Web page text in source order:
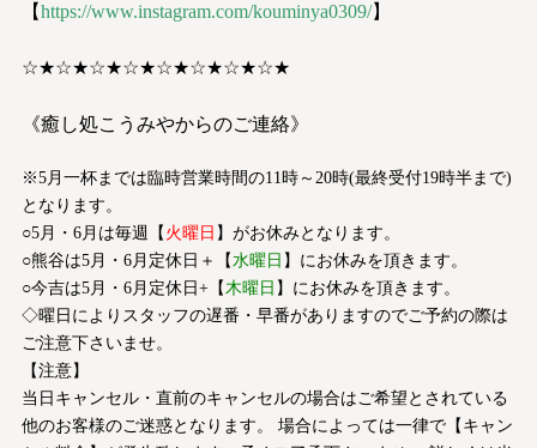
【https://www.instagram.com/kouminya0309/】
☆★☆★☆★☆★☆★☆★☆★☆★
《癒し処こうみやからのご連絡》
※5月一杯までは臨時営業時間の11時～20時(最終受付19時半まで)
となります。
○5月・6月は毎週【 火曜日 】がお休みとなります。
○熊谷は5月・6月定休日＋【水曜日 】にお休みを頂きます。
○今吉は5月・6月定休日+【木曜日 】にお休みを頂きます。
◇曜日によりスタッフの遅番・早番がありますのでご予約の際は
ご注意下さいませ。
【注意】
当日キャンセル・直前のキャンセルの場合はご希望とされている
他のお客様のご迷惑となります。 場合によっては一律で【キャン